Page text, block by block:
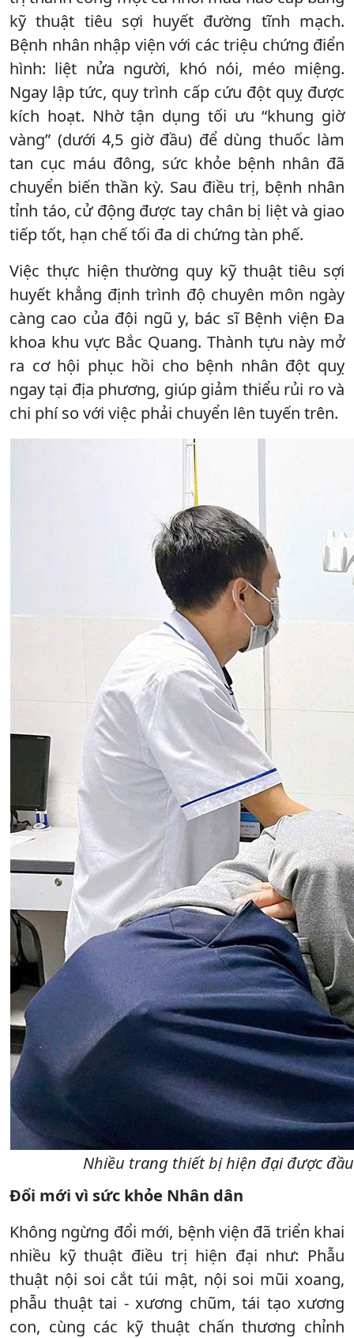
kỹ thuật tiêu sợi huyết đường tĩnh mạch.
Bệnh nhân nhập viện với các triệu chứng điển
hình: liệt nửa người, khó nói, méo miệng.
Ngay lập tức, quy trình cấp cứu đột quỵ được
kích hoạt. Nhờ tận dụng tối ưu “khung giờ
vàng” (dưới 4,5 giờ đầu) để dùng thuốc làm
tan cục máu đông, sức khỏe bệnh nhân đã
chuyển biến thần kỳ. Sau điều trị, bệnh nhân
tỉnh táo, cử động được tay chân bị liệt và giao
tiếp tốt, hạn chế tối đa di chứng tàn phế.
Việc thực hiện thường quy kỹ thuật tiêu sợi
huyết khẳng định trình độ chuyên môn ngày
càng cao của đội ngũ y, bác sĩ Bệnh viện Đa
khoa khu vực Bắc Quang. Thành tựu này mở
ra cơ hội phục hồi cho bệnh nhân đột quỵ
ngay tại địa phương, giúp giảm thiểu rủi ro và
chi phí so với việc phải chuyển lên tuyến trên.
Nhiều trang thiết bị hiện đại được
Đổi mới vì sức khỏe Nhân dân
Không ngừng đổi mới, bệnh viện đã triển khai
nhiều kỹ thuật điều trị hiện đại như: Phẫu
thuật nội soi cắt túi mật, nội soi mũi xoang,
phẫu thuật tai - xương chũm, tái tạo xương
con, cùng các kỹ thuật chấn thương chỉnh